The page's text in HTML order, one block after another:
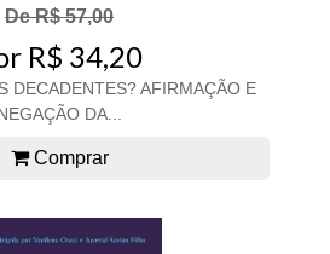
De R$ 57,00
R$ 34,20
DECADENTES? AFIRMAÇÃO E
DA...
Comprar